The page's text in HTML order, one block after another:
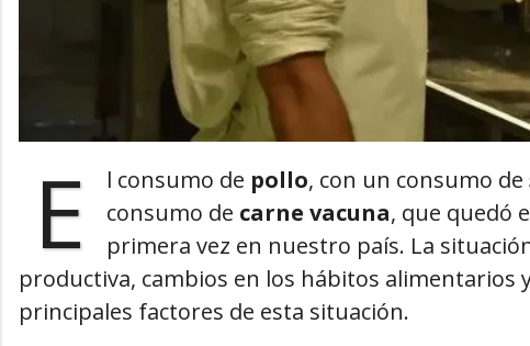
E l consumo de pollo, con un consumo de
consumo de carne vacuna, que quedó
primera vez en nuestro país. La
productiva, cambios en los hábitos alimentarios
principales factores de esta situación.